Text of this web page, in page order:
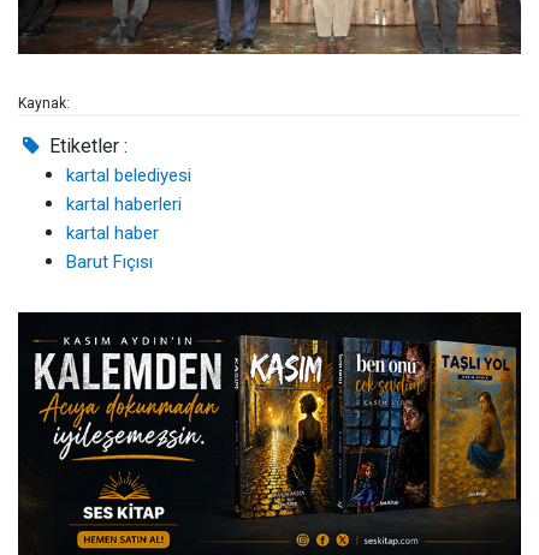
Kaynak:
Etiketler :
kartal belediyesi
kartal haberleri
kartal haber
Barut Fıçısı